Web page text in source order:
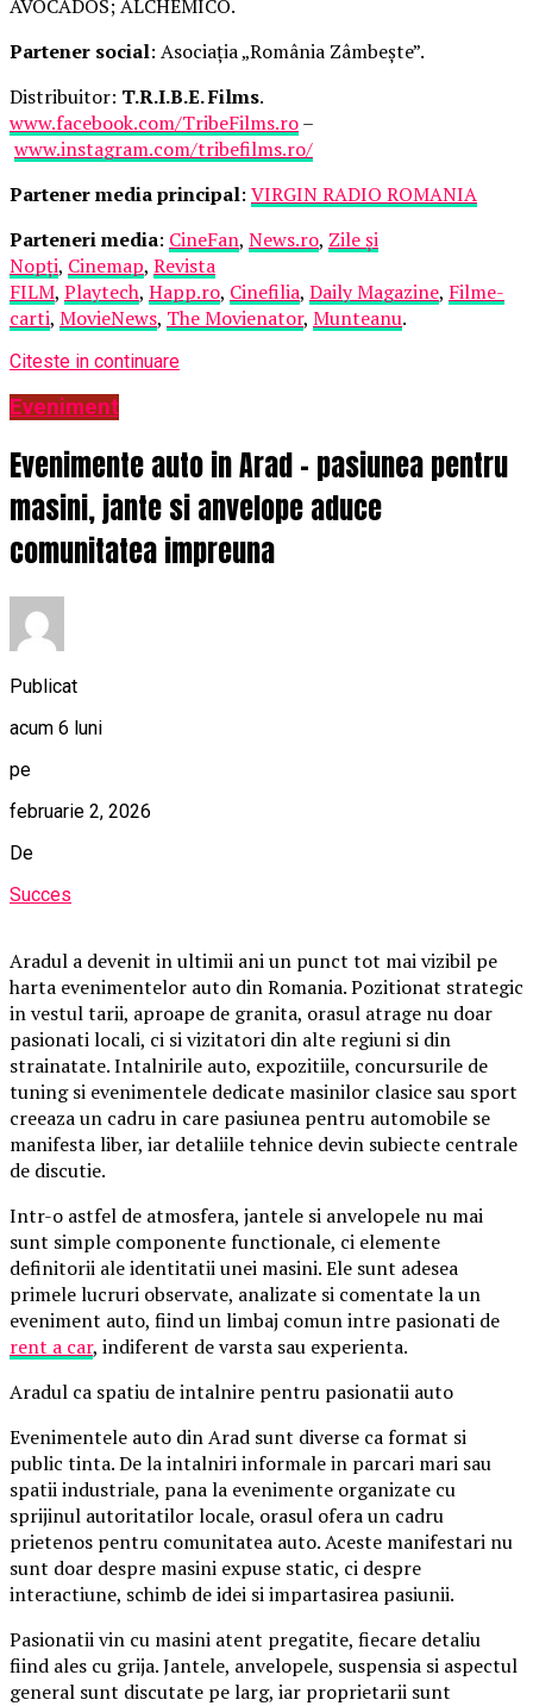
AVOCADOS; ALCHEMICO.
Partener social: Asociația „România Zâmbește”.
Distribuitor: T.R.I.B.E. Films.
www.facebook.com/TribeFilms.ro–
www.instagram.com/tribefilms.ro/
Partener media principal: VIRGIN RADIO ROMANIA
Parteneri media: CineFan, News.ro, Zile și
Nopți, Cinemap, Revista
FILM, Playtech, Happ.ro, Cinefilia, Daily Magazine, Filme-
carti, MovieNews, The Movienator, Munteanu.
Citeste in continuare
Eveniment
Evenimente auto in Arad – pasiunea pentru
masini, jante si anvelope aduce
comunitatea impreuna
Publicat
acum 6 luni
pe
februarie 2, 2026
De
Succes
Aradul a devenit in ultimii ani un punct tot mai vizibil pe
harta evenimentelor auto din Romania. Pozitionat strategic
in vestul tarii, aproape de granita, orasul atrage nu doar
pasionati locali, ci si vizitatori din alte regiuni si din
strainatate. Intalnirile auto, expozitiile, concursurile de
tuning si evenimentele dedicate masinilor clasice sau sport
creeaza un cadru in care pasiunea pentru automobile se
manifesta liber, iar detaliile tehnice devin subiecte centrale
de discutie.
Intr-o astfel de atmosfera, jantele si anvelopele nu mai
sunt simple componente functionale, ci elemente
definitorii ale identitatii unei masini. Ele sunt adesea
primele lucruri observate, analizate si comentate la un
eveniment auto, fiind un limbaj comun intre pasionati de
rent a car, indiferent de varsta sau experienta.
Aradul ca spatiu de intalnire pentru pasionatii auto
Evenimentele auto din Arad sunt diverse ca format si
public tinta. De la intalniri informale in parcari mari sau
spatii industriale, pana la evenimente organizate cu
sprijinul autoritatilor locale, orasul ofera un cadru
prietenos pentru comunitatea auto. Aceste manifestari nu
sunt doar despre masini expuse static, ci despre
interactiune, schimb de idei si impartasirea pasiunii.
Pasionatii vin cu masini atent pregatite, fiecare detaliu
fiind ales cu grija. Jantele, anvelopele, suspensia si aspectul
general sunt discutate pe larg, iar proprietarii sunt